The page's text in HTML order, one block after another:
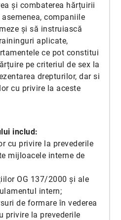
și combaterea hărțuirii
companiile
și să instruiască
aplicate,
ce pot constitui
pe criteriul de sex la
drepturilor, dar si
cu privire la aceste
includ:
cu privire la prevederile
mijloacele interne de
OG 137/2000 și ale
intern;
de formare în vederea
privire la prevederile